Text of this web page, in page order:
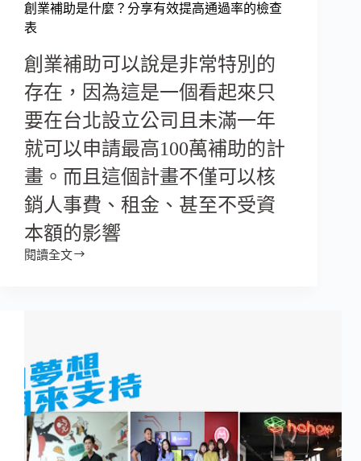
創業補助是什麼？分享有效提高通過率的檢查
表
創業補助可以說是非常特別的
存在，因為這是一個看起來只
要在台北設立公司且未滿一年
就可以申請最高100萬補助的計
畫。而且這個計畫不僅可以核
銷人事費、租金、甚至不受資
本額的影響
閱讀全文